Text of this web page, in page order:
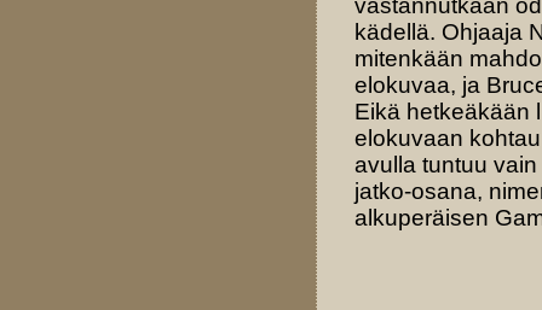
vastannutkaan
kädellä. Ohjaaja
mitenkään
elokuvaa, ja
Eikä hetkeäkään
elokuvaan
avulla tuntuu
jatko-osana,
alkuperäisen